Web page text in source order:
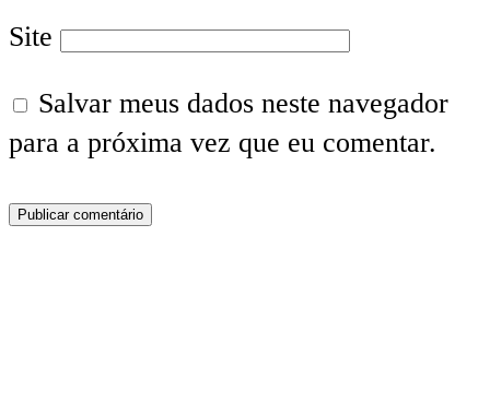
Site
Salvar meus dados neste navegador
para a próxima vez que eu comentar.